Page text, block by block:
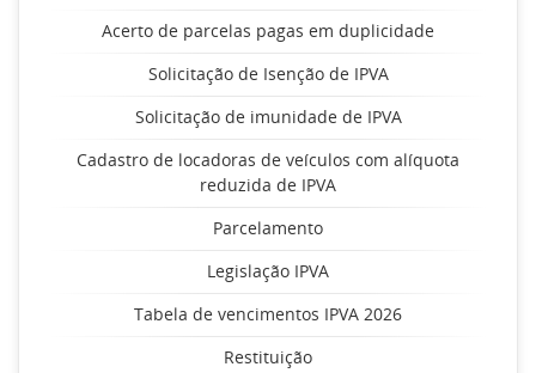
Acerto de parcelas pagas em duplicidade
Solicitação de Isenção de IPVA
Solicitação de imunidade de IPVA
Cadastro de locadoras de veículos com alíquota
reduzida de IPVA
Parcelamento
Legislação IPVA
Tabela de vencimentos IPVA 2026
Restituição